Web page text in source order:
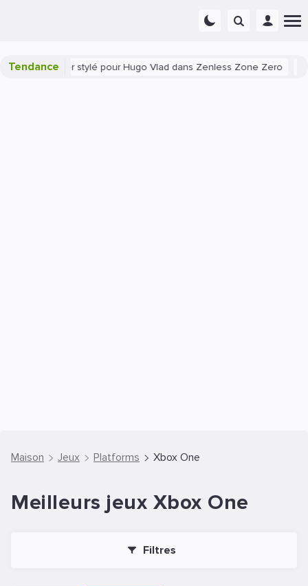
Tendance Gaming News
stylé pour Hugo Vlad dans Zenless Zone Zero
Maison Jeux Platforms Xbox One
Meilleurs jeux Xbox One
Filtres